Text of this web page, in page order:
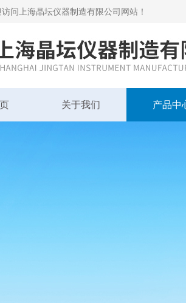
问上海晶坛仪器制造有限公司网站！
关于我们 产品中